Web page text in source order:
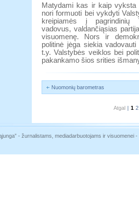
Matydami kas ir kaip
nori formuoti bei vykdyti
kreipiamės į pagrindinių
vadovus, valdančiąsias
visuomenę. Nors ir
politinė jėga siekia
t.y. Valstybės veiklos bei
pakankamo šios srities
Nuomonių barometras
Atgal | 1 2
- žurnalistams, mediadarbuotojams ir visuomenei